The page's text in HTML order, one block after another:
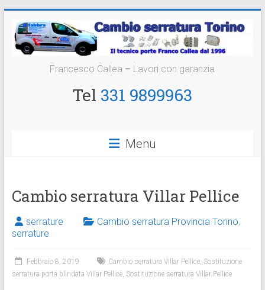
contenuto
Cambio
Serratura
Francesco Callea – Lavori con garanzia
Tel 331 9899963
Menu
Cambio serratura Villar Pellice
serrature Cambio serratura Provincia Torino,
serrature
Febbraio 8, 2019 Cambio serratura Villar Pellice, Sostituzione
serratura porta blindata Villar Pellice, Sostituzione serratura Villar Pellice